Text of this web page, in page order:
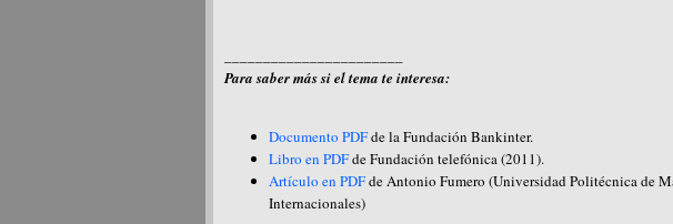
Para saber más si el tema te interesa:
Documento PDFde la Fundación Bankinter.
Libro en PDFde Fundación telefónica (2011).
Artículo en PDFde Antonio Fumero (Universidad Politécnica de
Internacionales)